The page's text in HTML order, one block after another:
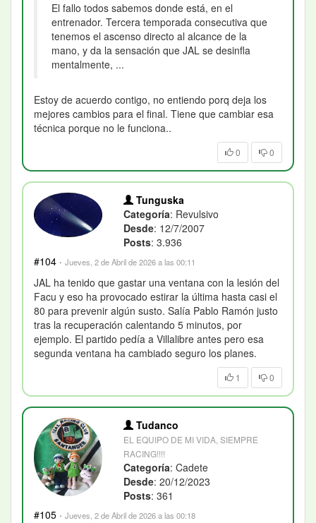
El fallo todos sabemos donde está, en el
entrenador. Tercera temporada consecutiva que
tenemos el ascenso directo al alcance de la
mano, y da la sensación que JAL se desinfla
mentalmente, ...
Estoy de acuerdo contigo, no entiendo porq deja los
mejores cambios para el final. Tiene que cambiar esa
técnica porque no le funciona..
0 0
Tunguska
Categoría: Revulsivo
Desde: 12/7/2007
Posts: 3.936
#104 · Jueves, 2 de Abril de 2026 a las 00:11
JAL ha tenido que gastar una ventana con la lesión del
Facu y eso ha provocado estirar la última hasta casi el
80 para prevenir algún susto. Salía Pablo Ramón justo
tras la recuperación calentando 5 minutos, por
ejemplo. El partido pedía a Villalibre antes pero esa
segunda ventana ha cambiado seguro los planes.
1 0
Tudanco
EL EQUIPO DE MI VIDA, SIEMPRE
RACING!!!!
Categoría: Cadete
Desde: 20/12/2023
Posts: 361
#105 · Jueves, 2 de Abril de 2026 a las 00:18